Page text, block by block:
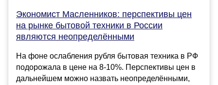
Экономист Масленников: перспективы цен
на рынке бытовой техники в России
являются неопределёнными
На фоне ослабления рубля бытовая техника в РФ
подорожала в цене на 8-10%. Перспективы цен в
дальнейшем можно назвать неопределёнными,